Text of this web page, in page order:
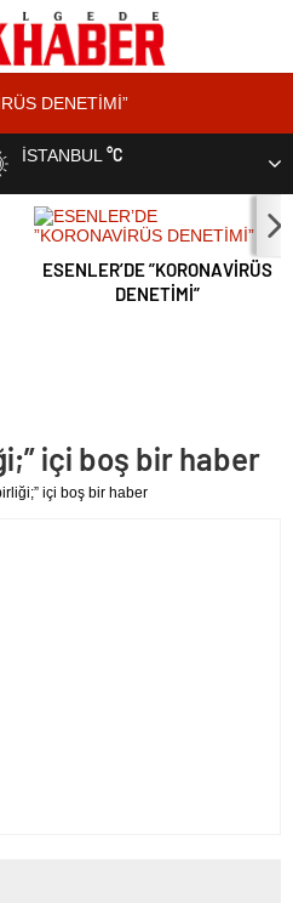
DENETİMİ”
”Ölmek İstemiyorum”
YANGIN ÇIKARDI”
KISITLAMASI MI GELİYOR?
İSTANBUL°C
Esenler’de Yaşayan Genç
içi boş bir haber
içi boş bir haber